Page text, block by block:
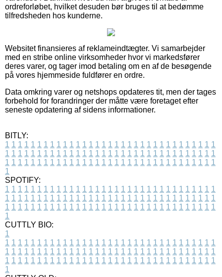
ordreforløbet, hvilket desuden bør bruges til at bedømme
tilfredsheden hos kunderne.
Websitet finansieres af reklameindtægter. Vi samarbejder
med en stribe online virksomheder hvor vi markedsfører
deres varer, og tager imod betaling om en af de besøgende
på vores hjemmeside fuldfører en ordre.
Data omkring varer og netshops opdateres tit, men der tages
forbehold for forandringer der måtte være foretaget efter
seneste opdatering af sidens informationer.
BITLY:
1 1 1 1 1 1 1 1 1 1 1 1 1 1 1 1 1 1 1 1 1 1 1 1 1 1 1 1 1 1 1 1 1
1 1 1 1 1 1 1 1 1 1 1 1 1 1 1 1 1 1 1 1 1 1 1 1 1 1 1 1 1 1 1 1 1
1 1 1 1 1 1 1 1 1 1 1 1 1 1 1 1 1 1 1 1 1 1 1 1 1 1 1 1 1 1 1 1 1
1
SPOTIFY:
1 1 1 1 1 1 1 1 1 1 1 1 1 1 1 1 1 1 1 1 1 1 1 1 1 1 1 1 1 1 1 1 1
1 1 1 1 1 1 1 1 1 1 1 1 1 1 1 1 1 1 1 1 1 1 1 1 1 1 1 1 1 1 1 1 1
1 1 1 1 1 1 1 1 1 1 1 1 1 1 1 1 1 1 1 1 1 1 1 1 1 1 1 1 1 1 1 1 1
1
CUTTLY BIO:
1
1 1 1 1 1 1 1 1 1 1 1 1 1 1 1 1 1 1 1 1 1 1 1 1 1 1 1 1 1 1 1 1 1
1 1 1 1 1 1 1 1 1 1 1 1 1 1 1 1 1 1 1 1 1 1 1 1 1 1 1 1 1 1 1 1 1
1 1 1 1 1 1 1 1 1 1 1 1 1 1 1 1 1 1 1 1 1 1 1 1 1 1 1 1 1 1 1 1 1
1